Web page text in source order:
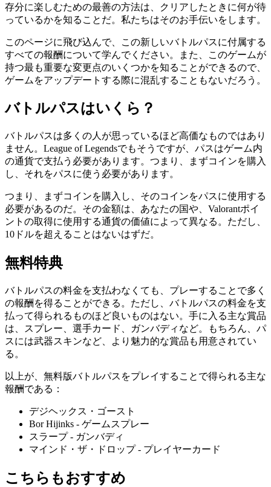
存分に楽しむための最善の方法は、クリアしたときに何が待
っているかを知ることだ。私たちはそのお手伝いをします。
このページに飛び込んで、この新しいバトルパスに付属する
すべての報酬について学んでください。また、このゲームが
持つ最も重要な変更点のいくつかを知ることができるので、
ゲームをアップデートする際に混乱することもないだろう。
バトルパスはいくら？
バトルパスは多くの人が思っているほど高価なものではあり
ません。League of Legendsでもそうですが、パスはゲーム内
の通貨で支払う必要があります。つまり、まずコインを購入
し、それをパスに使う必要があります。
つまり、まずコインを購入し、そのコインをパスに使用する
必要があるのだ。その金額は、あなたの国や、Valorantポイ
ントの取得に使用する通貨の価値によって異なる。ただし、
10ドルを超えることはないはずだ。
無料特典
バトルパスの料金を支払わなくても、プレーすることで多く
の報酬を得ることができる。ただし、バトルパスの料金を支
払って得られるものほど良いものはない。手に入る主な賞品
は、スプレー、選手カード、ガンバディなど。もちろん、パ
スには武器スキンなど、より魅力的な賞品も用意されてい
る。
以上が、無料版バトルパスをプレイすることで得られる主な
報酬である：
デジヘックス・ゴースト
Bor Hijinks - ゲームスプレー
スラープ - ガンバディ
マインド・ザ・ドロップ - プレイヤーカード
こちらもおすすめ